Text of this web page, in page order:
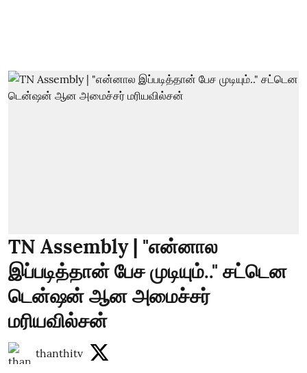
TN Assembly | "என்னால
இப்படித்தான் பேச முடியும்.." சட்டென
டென்ஷன் ஆன அமைச்சர்
மரியவில்சன்
thanthitv